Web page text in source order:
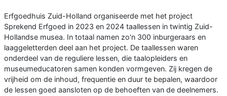
Erfgoedhuis Zuid-Holland organiseerde met het project
Sprekend Erfgoed in 2023 en 2024 taallessen in twintig Zuid-
Hollandse musea. In totaal namen zo'n 300 inburgeraars en
laaggeletterden deel aan het project. De taallessen waren
onderdeel van de reguliere lessen, die taalopleiders en
museumeducatoren samen konden vormgeven. Zij kregen de
vrijheid om de inhoud, frequentie en duur te bepalen, waardoor
de lessen goed aansloten op de behoeften van de deelnemers.